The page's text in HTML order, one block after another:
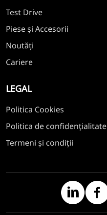
Test Drive
Piese și Accesorii
Noutăți
Cariere
LEGAL
Politica Cookies
Politica de confidențialitate
Termeni și condiții